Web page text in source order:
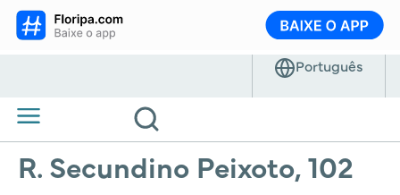
R. Secundino Peixoto, 102